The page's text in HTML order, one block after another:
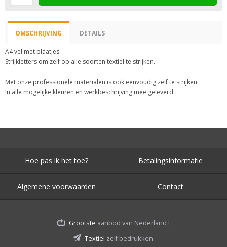
OMSCHRIJVING DETAILS
A4 vel met plaatjes.
Strijkletters om zelf op alle soorten textiel te strijken.
Met onze professionele materialen is ook eenvoudig zelf te strijken.
In alle mogelijke kleuren en werkbeschrijving mee geleverd.
Hoe pas ik het toe? Betalingsinformatie
Algemene voorwaarden Contact
Grootste aanbod van Nederland !
Textiel zelf bedrukken.